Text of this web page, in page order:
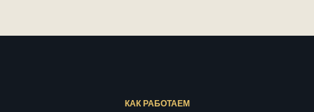
КАК РАБОТАЕМ